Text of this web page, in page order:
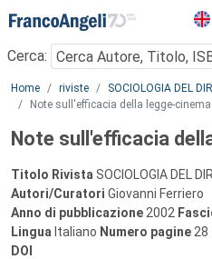
Menu
Cerca:
Main content
Home riviste SOCIOLOGIA DEL
Note sull'efficacia della legge-cinema
Note sull'efficacia
Titolo Rivista SOCIOLOGIA DEL
Autori/Curatori Giovanni Ferriero
Anno di pubblicazione 2002
Lingua Italiano Numero pagine 28
DOI